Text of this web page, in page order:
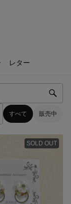
レター
すべて 販売中
SOLD OUT